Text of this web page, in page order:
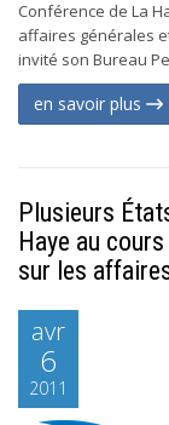
Conférence de La
affaires générales
invité son Bureau
en savoir plus
Plusieurs
Haye au
sur les
avr
6
2011